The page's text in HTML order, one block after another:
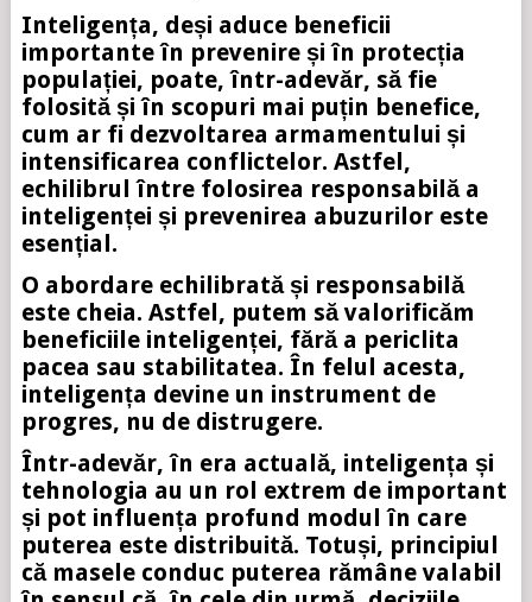
Inteligența, deși aduce beneficii
importante în prevenire și în protecția
populației, poate, într-adevăr, să fie
folosită și în scopuri mai puțin benefice,
cum ar fi dezvoltarea armamentului și
intensificarea conflictelor. Astfel,
echilibrul între folosirea responsabilă a
inteligenței și prevenirea abuzurilor este
esențial.
O abordare echilibrată și responsabilă
este cheia. Astfel, putem să valorificăm
beneficiile inteligenței, fără a periclita
pacea sau stabilitatea. În felul acesta,
inteligența devine un instrument de
progres, nu de distrugere.
Într-adevăr, în era actuală, inteligența și
tehnologia au un rol extrem de important
și pot influența profund modul în care
puterea este distribuită. Totuși, principiul
că masele conduc puterea rămâne valabil